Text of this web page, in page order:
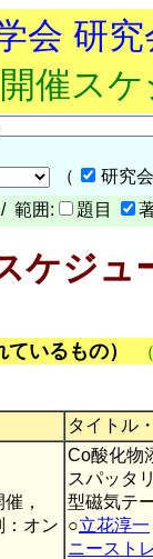
会 研
催ス
（
研究
/ 範囲: 題目
ケジュ
いるもの）
タイトル
，
：オン
Co酸化物
スパッタ
型磁気テ
○立花淳一
ニースト